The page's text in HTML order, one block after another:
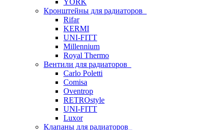
YORK
Кронштейны для радиаторов
Rifar
KERMI
UNI-FITT
Millennium
Royal Thermo
Вентили для радиаторов
Carlo Poletti
Comisa
Oventrop
RETROstyle
UNI-FITT
Luxor
Клапаны для радиаторов